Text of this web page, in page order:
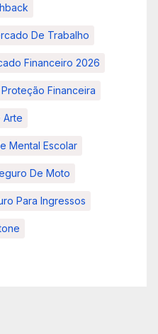
De Trabalho
Financeiro 2026
Proteção Financeira
Arte
Mental Escolar
De Moto
Para Ingressos